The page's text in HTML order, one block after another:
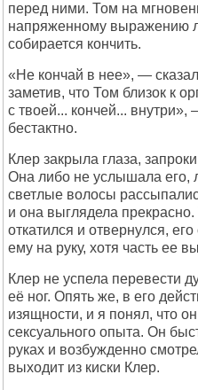
перед ними. Том на
напряженному выражению
собирается кончить.
«Не кончай в нее», —
заметив, что Том близок к
с твоей... кончей... внутри»,
бестактно.
Клер закрыла глаза,
Она либо не услышала его,
светлые волосы
и она выглядела
откатился и отвернулся,
ему на руку, хотя часть ее
Клер не успела перевести
её ног. Опять же, в его
изящности, и я понял, что
сексуального опыта. Он
руках и возбужденно
выходит из киски Клер.